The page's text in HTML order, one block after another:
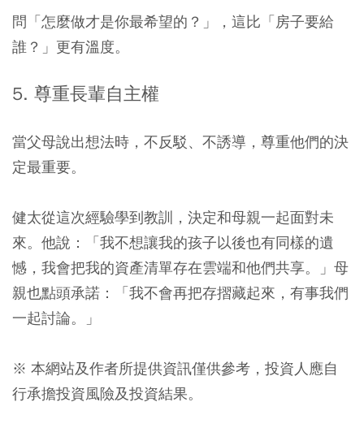
問「怎麼做才是你最希望的？」，這比「房子要給
誰？」更有溫度。
5. 尊重長輩自主權
當父母說出想法時，不反駁、不誘導，尊重他們的決
定最重要。
健太從這次經驗學到教訓，決定和母親一起面對未
來。他說：「我不想讓我的孩子以後也有同樣的遺
憾，我會把我的資產清單存在雲端和他們共享。」母
親也點頭承諾：「我不會再把存摺藏起來，有事我們
一起討論。」
※ 本網站及作者所提供資訊僅供參考，投資人應自
行承擔投資風險及投資結果。